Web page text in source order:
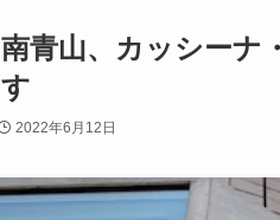
南青山、カッシーナ
す
2022年6月12日